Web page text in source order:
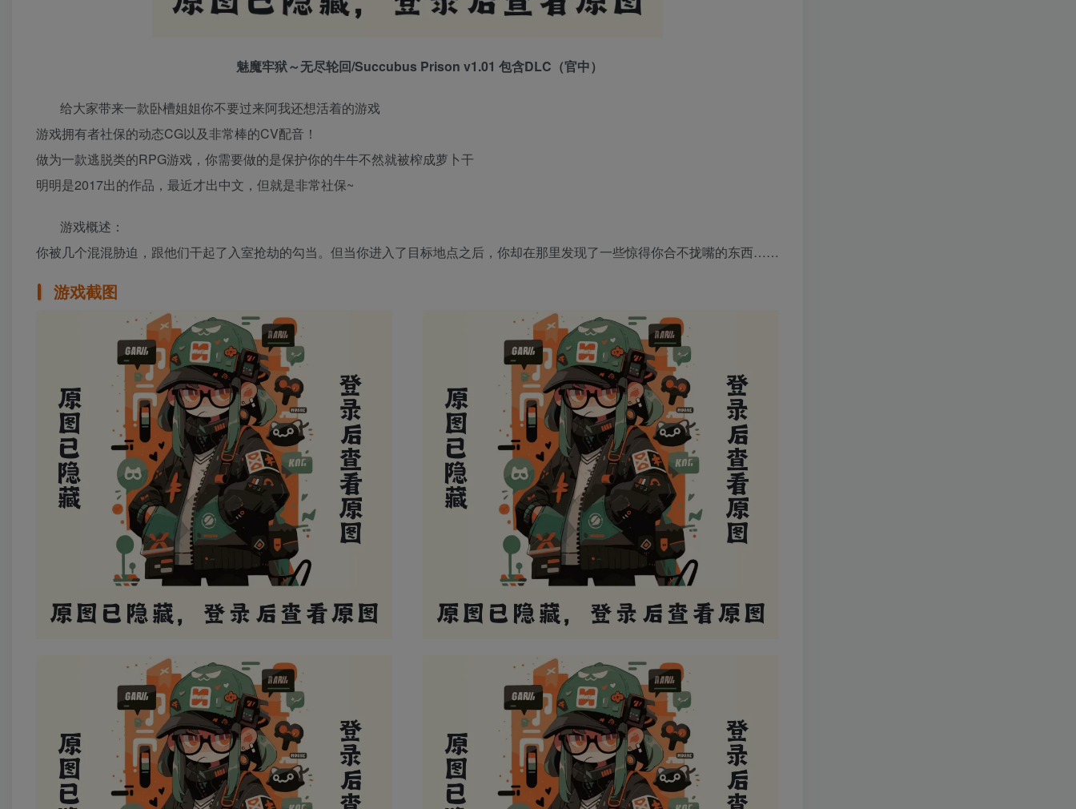
魅魔牢狱～无尽轮回/Succubus Prison v1.01 包含DLC（官中）
给大家带来一款卧槽姐姐你不要过来阿我还想活着的游戏
游戏拥有者社保的动态CG以及非常棒的CV配音！
做为一款逃脱类的RPG游戏，你需要做的是保护你的牛牛不然就被榨成萝卜干
明明是2017出的作品，最近才出中文，但就是非常社保~
游戏概述：
你被几个混混胁迫，跟他们干起了入室抢劫的勾当。但当你进入了目标地点之后，你却在那里发现了一些惊得你合不拢嘴的东西……
游戏截图